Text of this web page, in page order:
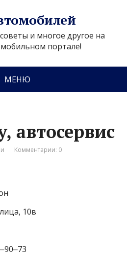
и многое другое на
портале!
МЕНЮ
автосервис
Комментарии: 0
10в